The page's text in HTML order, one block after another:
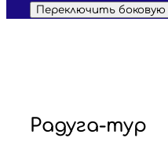
Переключить
Радуга-тур